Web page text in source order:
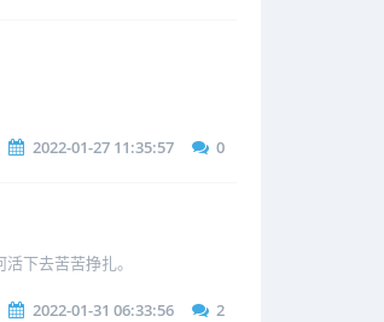
2022-01-27 11:35:57 0
下去苦苦挣扎。
2022-01-31 06:33:56 2